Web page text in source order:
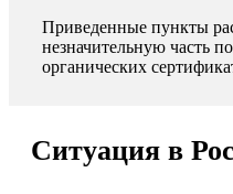
Приведенные пункты
незначительную часть
органических
Ситуация в